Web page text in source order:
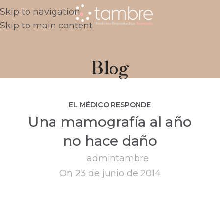
Skip to navigation
Skip to main content
Blog
EL MÉDICO RESPONDE
Una mamografía al año
no hace daño
admintambre
On 23 de junio de 2014